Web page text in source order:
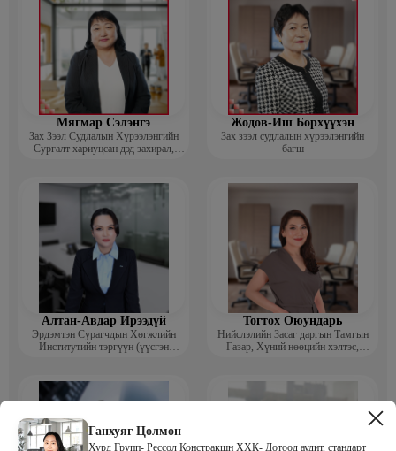
Ганхуяг Цолмон
Хурд Групп- Рессол Констракшн ХХК- Дотоод аудит, стандарт
Мягмар Сэлэнгэ
Зах Зээл Судлалын Хүрээлэнгийн
Сургалт хариуцсан дэд захирал,
Жодов-Иш Борхүүхэн
Зах зээл судлалын хүрээлэнгийн
багш
Алтан-Авдар Ирээдүй
Эрдэмтэн Сурагчдын Хөгжлийн
Институтийн тэргүүн (үүсгэн
Тогтох Оюундарь
Нийслэлийн Засаг даргын Тамгын
Газар, Хүний нөөцийн хэлтэс,